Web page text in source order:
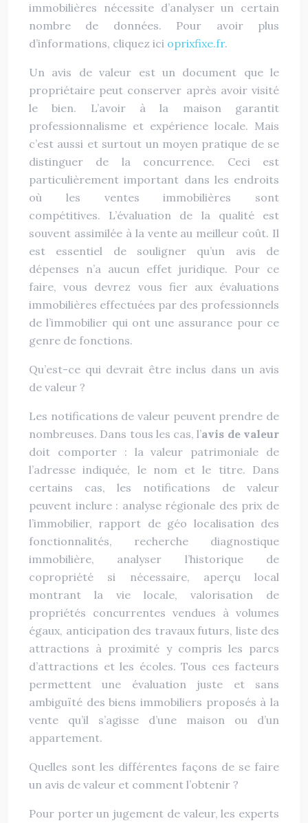
immobilières nécessite d’analyser un certain
nombre de données. Pour avoir plus
d’informations, cliquez ici oprixfixe.fr.
Un avis de valeur est un document que le
propriétaire peut conserver après avoir visité
le bien. L’avoir à la maison garantit
professionnalisme et expérience locale. Mais
c’est aussi et surtout un moyen pratique de se
distinguer de la concurrence. Ceci est
particulièrement important dans les endroits
où les ventes immobilières sont
compétitives. L’évaluation de la qualité est
souvent assimilée à la vente au meilleur coût. Il
est essentiel de souligner qu’un avis de
dépenses n’a aucun effet juridique. Pour ce
faire, vous devrez vous fier aux évaluations
immobilières effectuées par des professionnels
de l’immobilier qui ont une assurance pour ce
genre de fonctions.
Qu’est-ce qui devrait être inclus dans un avis
de valeur ?
Les notifications de valeur peuvent prendre de
nombreuses. Dans tous les cas, l’avis de valeur
doit comporter : la valeur patrimoniale de
l’adresse indiquée, le nom et le titre. Dans
certains cas, les notifications de valeur
peuvent inclure : analyse régionale des prix de
l’immobilier, rapport de géo localisation des
fonctionnalités, recherche diagnostique
immobilière, analyser l’historique de
copropriété si nécessaire, aperçu local
montrant la vie locale, valorisation de
propriétés concurrentes vendues à volumes
égaux, anticipation des travaux futurs, liste des
attractions à proximité y compris les parcs
d’attractions et les écoles. Tous ces facteurs
permettent une évaluation juste et sans
ambiguïté des biens immobiliers proposés à la
vente qu’il s’agisse d’une maison ou d’un
appartement.
Quelles sont les différentes façons de se faire
un avis de valeur et comment l’obtenir ?
Pour porter un jugement de valeur, les experts